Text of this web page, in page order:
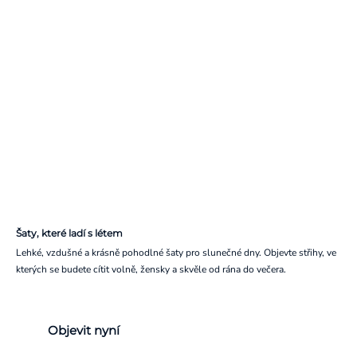
Šaty, které ladí s létem
Lehké, vzdušné a krásně pohodlné šaty pro slunečné dny. Objevte střihy, ve
kterých se budete cítit volně, žensky a skvěle od rána do večera.
Objevit nyní